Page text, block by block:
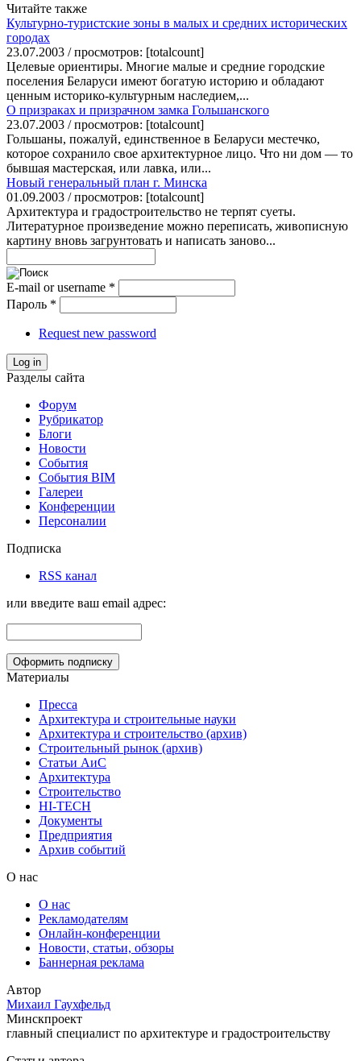
Читайте также
Культурно-туристские зоны в малых и средних исторических
городах
23.07.2003 / просмотров: [totalcount]
Целевые ориентиры. Многие малые и средние городские
поселения Беларуси имеют богатую историю и обладают
ценным историко-культурным наследием,...
О призраках и призрачном замка Гольшанского
23.07.2003 / просмотров: [totalcount]
Гольшаны, пожалуй, единственное в Беларуси местечко,
которое сохранило свое архитектурное лицо. Что ни дом — то
бывшая мастерская, или лавка, или...
Новый генеральный план г. Минска
01.09.2003 / просмотров: [totalcount]
Архитектура и градостроительство не терпят суеты.
Литературное произведение можно переписать, живописную
картину вновь загрунтовать и написать заново...
E-mail or username *
Пароль *
Request new password
Log in
Разделы сайта
Форум
Рубрикатор
Блоги
Новости
События
События BIM
Галереи
Конференции
Персоналии
Подписка
RSS канал
или введите ваш email адрес:
Материалы
Пресса
Архитектура и строительные науки
Архитектура и строительство (архив)
Строительный рынок (архив)
Статьи АиС
Архитектура
Строительство
HI-TECH
Документы
Предприятия
Архив событий
О нас
О нас
Рекламодателям
Онлайн-конференции
Новости, статьи, обзоры
Баннерная реклама
Автор
Михаил Гаухфельд
Минскпроект
главный специалист по архитектуре и градостроительству